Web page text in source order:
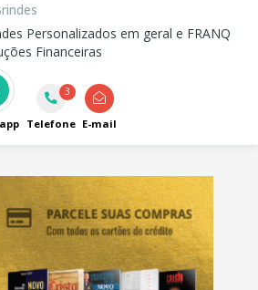
Personalizados em geral e FRANQ
Financeiras
3
Telefone E-mail